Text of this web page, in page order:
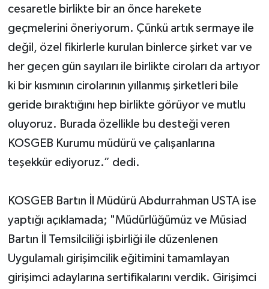
cesaretle birlikte bir an önce harekete
geçmelerini öneriyorum. Çünkü artık sermaye ile
değil, özel fikirlerle kurulan binlerce şirket var ve
her geçen gün sayıları ile birlikte ciroları da artıyor
ki bir kısmının cirolarının yıllanmış şirketleri bile
geride bıraktığını hep birlikte görüyor ve mutlu
oluyoruz. Burada özellikle bu desteği veren
KOSGEB Kurumu müdürü ve çalışanlarına
teşekkür ediyoruz.” dedi.
KOSGEB Bartın İl Müdürü Abdurrahman USTA ise
yaptığı açıklamada; "Müdürlüğümüz ve Müsiad
Bartın İl Temsilciliği işbirliği ile düzenlenen
Uygulamalı girişimcilik eğitimini tamamlayan
girişimci adaylarına sertifikalarını verdik. Girişimci